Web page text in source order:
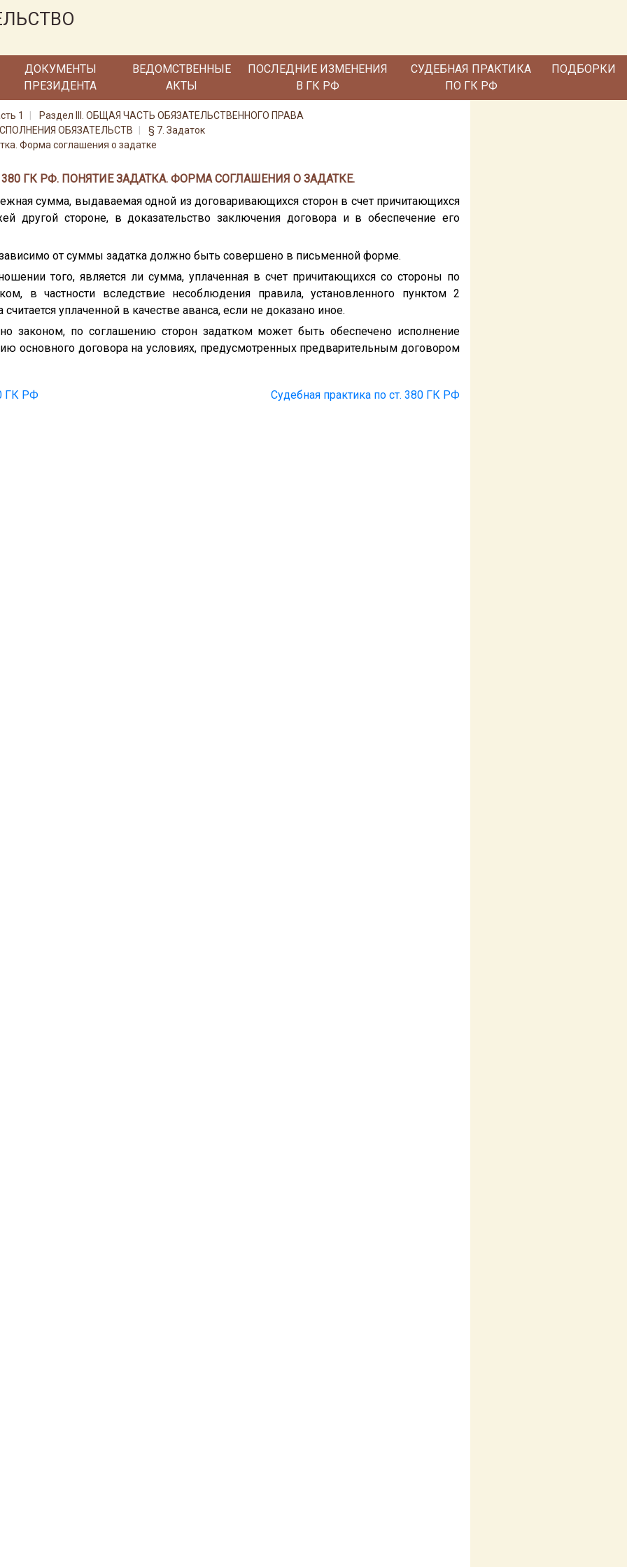
ДОКУМЕНТЫ
ПРЕЗИДЕНТА
ВЕДОМСТВЕННЫЕ
АКТЫ
ПОСЛЕДНИЕ ИЗМЕНЕНИЯ
В ГК РФ
СУДЕБНАЯ ПРАКТИКА
ПО ГК РФ
ПОДБОРКИ
1
Раздел III. ОБЩАЯ ЧАСТЬ ОБЯЗАТЕЛЬСТВЕННОГО ПРАВА
ОБЯЗАТЕЛЬСТВ
§ 7. Задаток
Форма соглашения о задатке
380 ГК РФ. ПОНЯТИЕ ЗАДАТКА. ФОРМА СОГЛАШЕНИЯ О ЗАДАТКЕ.
сумма, выдаваемая одной из договаривающихся сторон в счет причитающихся
другой стороне, в доказательство заключения договора и в обеспечение его
от суммы задатка должно быть совершено в письменной форме.
того, является ли сумма, уплаченная в счет причитающихся со стороны по
в частности вследствие несоблюдения правила, установленного пунктом 2
уплаченной в качестве аванса, если не доказано иное.
законом, по соглашению сторон задатком может быть обеспечено исполнение
основного договора на условиях, предусмотренных предварительным договором
ГК РФ Судебная практика по ст. 380 ГК РФ